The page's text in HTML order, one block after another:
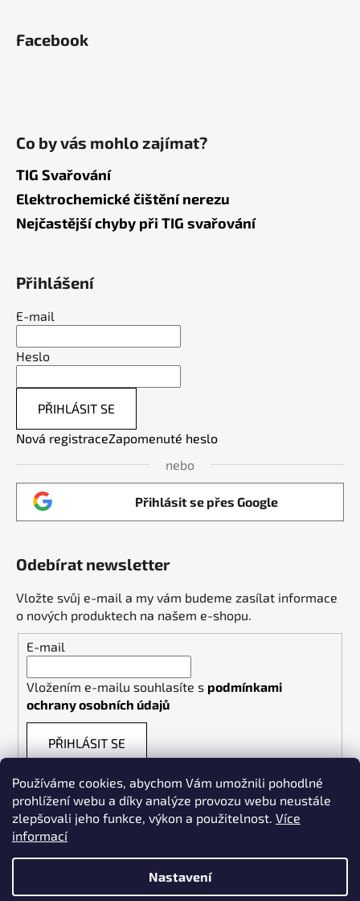
Používáme cookies, abychom Vám umožnili pohodlné
prohlížení webu a díky analýze provozu webu neustále
zlepšovali jeho funkce, výkon a použitelnost. Více
informací
Nastavení
Facebook
Co by vás mohlo zajímat?
TIG Svařování
Elektrochemické čištění nerezu
Nejčastější chyby při TIG svařování
Přihlášení
E-mail
Heslo
PŘIHLÁSIT SE
Nová registraceZapomenuté heslo
nebo
Přihlásit se přes Google
Odebírat newsletter
Vložte svůj e-mail a my vám budeme zasílat informace
o nových produktech na našem e-shopu.
E-mail
Vložením e-mailu souhlasíte s podmínkami
ochrany osobních údajů
PŘIHLÁSIT SE